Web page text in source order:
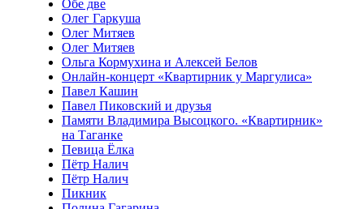
Обе две
Олег Гаркуша
Олег Митяев
Олег Митяев
Ольга Кормухина и Алексей Белов
Онлайн-концерт «Квартирник у Маргулиса»
Павел Кашин
Павел Пиковский и друзья
Памяти Владимира Высоцкого. «Квартирник»
на Таганке
Певица Ёлка
Пётр Налич
Пётр Налич
Пикник